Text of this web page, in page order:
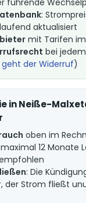
:
aktualisiert
mit Tarifen
bei
geht der Widerruf)
in Neiße-
oben im
maximal 12 Monate
: Die
der Strom fließt